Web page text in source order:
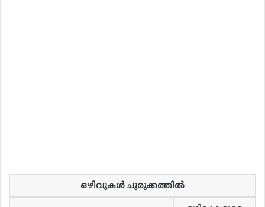
ഒഴിവുകൾ ചുരുക്കത്തിൽ